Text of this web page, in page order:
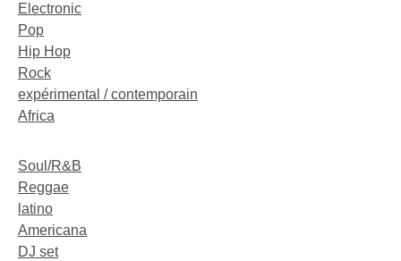
Electronic
Pop
Hip Hop
Rock
expérimental / contemporain
Africa
Soul/R&B
Reggae
latino
Americana
DJ set